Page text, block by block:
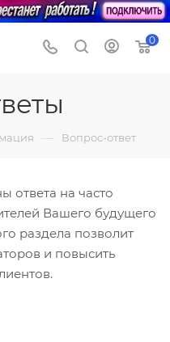
0
— Вопрос-ответ
ответа на часто
Вашего будущего
раздела позволит
и повысить